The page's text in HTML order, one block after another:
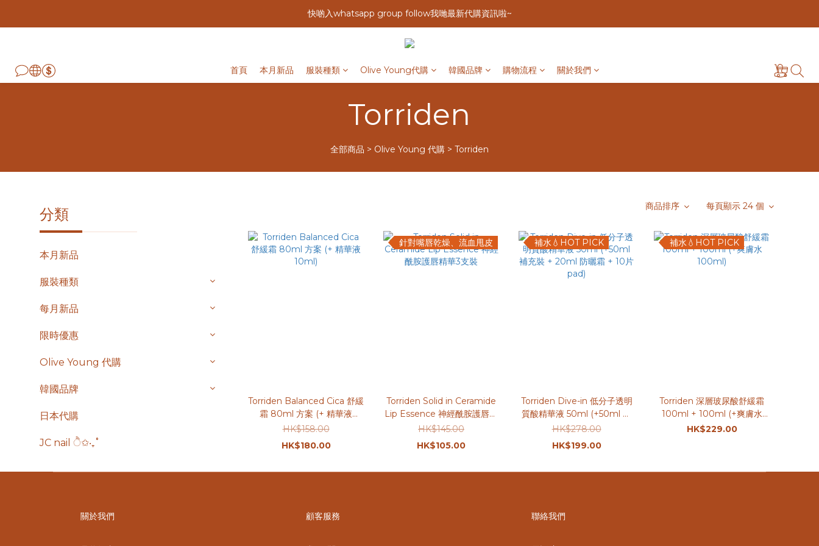
快啲入whatsapp group follow我哋最新代購資訊啦~
首頁 本月新品 服裝種類 Olive Young代購 韓國品牌 購物流程 關於我們
Torriden
全部商品 > Olive Young 代購> Torriden
分類
本月新品
服裝種類
每月新品
限時優惠
Olive Young 代購
韓國品牌
日本代購
JC nail ੈ✩‧₊˚
商品排序 每頁顯示 24 個
Torriden Balanced Cica 舒緩
霜 80ml 方案 (+ 精華液
10ml)
HK$158.00
HK$180.00
針對嘴唇乾燥、流血甩皮
Torriden Solid in Ceramide
Lip Essence 神經酰胺護唇精
華3支裝
HK$145.00
HK$105.00
補水💧HOT PICK
Torriden Dive-in 低分子透明
質酸精華液 50ml (+50ml 補
充裝 + 20ml 防曬霜 + 10片
pad)
HK$278.00
HK$199.00
補水💧HOT PICK
Torriden 深層玻尿酸舒緩霜
100ml + 100ml (+爽膚水
100ml)
HK$229.00
關於我們 顧客服務 聯絡我們